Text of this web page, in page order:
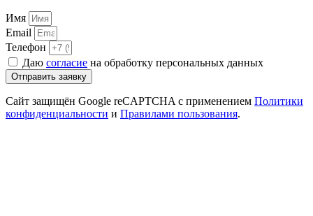
Имя
Email
Телефон
Даю согласие на обработку персональных данных
Отправить заявку
Сайт защищён Google reCAPTCHA с применением Политики
конфиденциальности и Правилами пользования.